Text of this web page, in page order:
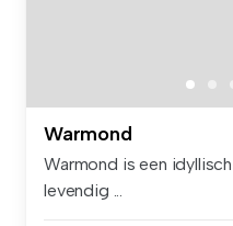
Warmond
Warmond is een
levendig ...